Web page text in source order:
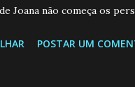
Joana não começa os
a 31/05/26 JOANA
POSTAR UM